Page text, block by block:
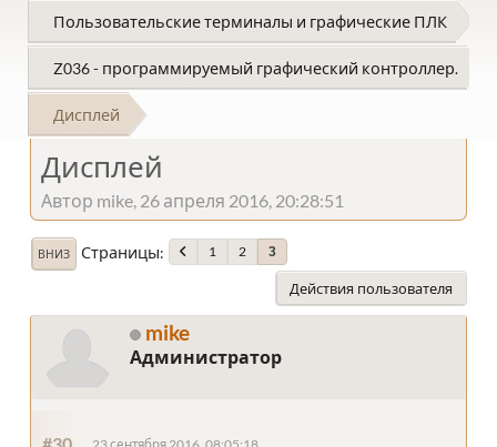
Пользовательские терминалы и графические ПЛК
Z036 - программируемый графический контроллер.
Дисплей
Дисплей
Автор mike, 26 апреля 2016, 20:28:51
ВНИЗ Страницы 1 2 3
Действия пользователя
mike
Администратор
#30 23 сентября 2016, 08:05:18